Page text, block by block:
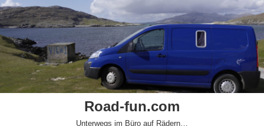
Road-fun.com
Unterwegs im Büro auf Rädern…